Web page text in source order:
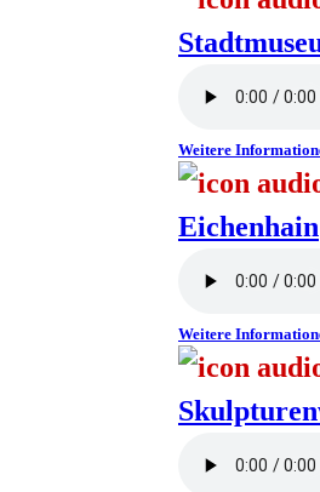
Weitere
Eichenhain
Weitere